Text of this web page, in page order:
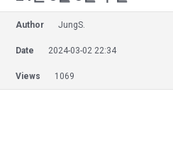
Author JungS.
Date 2024-03-02 22:34
Views 1069